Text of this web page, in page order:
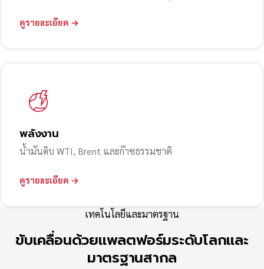
ดูรายละเอียด →
พลังงาน
น้ำมันดิบ WTI, Brent และก๊าซธรรมชาติ
ดูรายละเอียด →
เทคโนโลยีและมาตรฐาน
ขับเคลื่อนด้วยแพลตฟอร์มระดับโลกและ
มาตรฐานสากล